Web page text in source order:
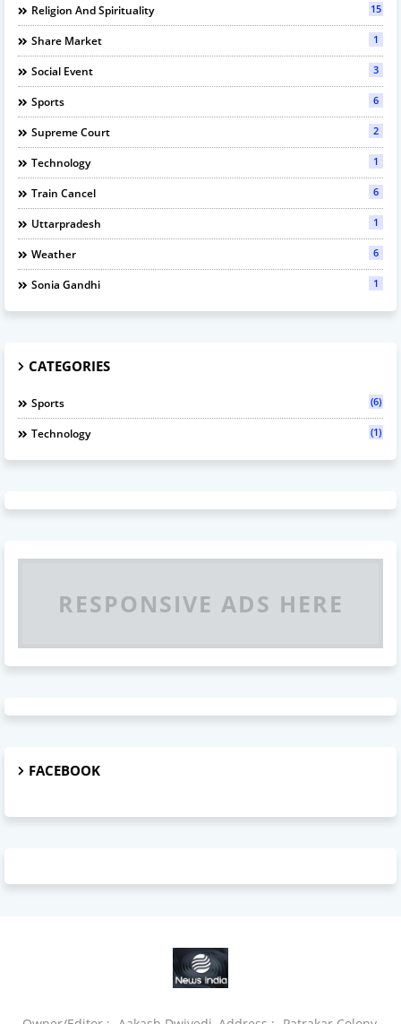
Religion And Spirituality 15
Share Market 1
Social Event 3
Sports 6
Supreme Court 2
Technology 1
Train Cancel 6
Uttarpradesh 1
Weather 6
Sonia Gandhi 1
CATEGORIES
Sports (6)
Technology (1)
RESPONSIVE ADS HERE
FACEBOOK